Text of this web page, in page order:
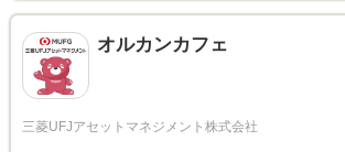
オルカンカフェ